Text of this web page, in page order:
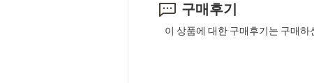
구매후기
이 상품에 대한 구매후기는 구매하